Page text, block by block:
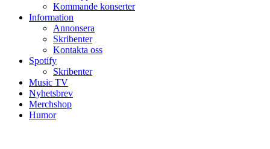
Kommande konserter
Information
Annonsera
Skribenter
Kontakta oss
Spotify
Skribenter
Music TV
Nyhetsbrev
Merchshop
Humor